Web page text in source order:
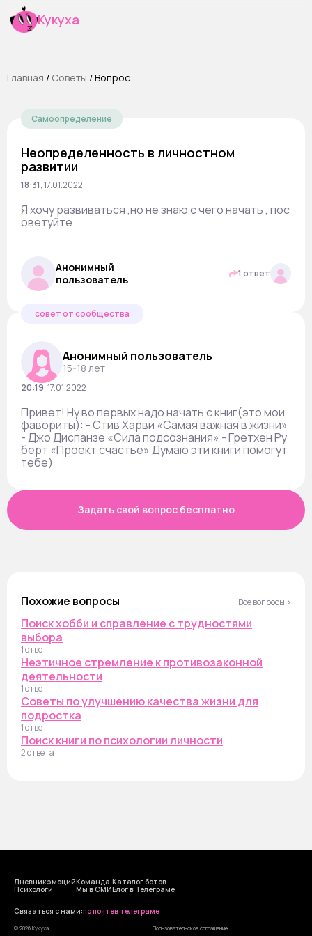
Кукуха
Главная / Cоветы /Вопрос
Самоопределение
Неопределенность в личностном
развитии
18:31,17.01.2022
Я хочу развиваться ,но не знаю с чего начать , пос
оветуйте
Анонимный
пользователь
1 ответ
совет от сообщества
Анонимный пользователь
15-18 лет
20:19,17.01.2022
Привет! Ну во первых надо начать с книг(это мои
фавориты): - Стив Харви «Самая важная в жизни»
- Джо Диспанзе «Сила подсознания» - Гретхен Ру
берт «Проект счастье» Думаю эти книги помогут
тебе)
Задать свой вопрос бесплатно
Похожие вопросы Все вопросы ›
Поиск хобби и справление с трудностями
выбора
1 ответ
Неэтичное стремление к противозаконной
деятельности
1 ответ
Советы по улучшению качества жизни для
подростка
1 ответ
Поиск книги по психологии личности
2 ответа
Дневник эмоций
Психологи
Команда
Мы в СМИ
Каталог ботов
Блог в Телеграме
Cвязаться с нами:по почтев телеграме
© 2026 Кукуха Пользовательское соглашение